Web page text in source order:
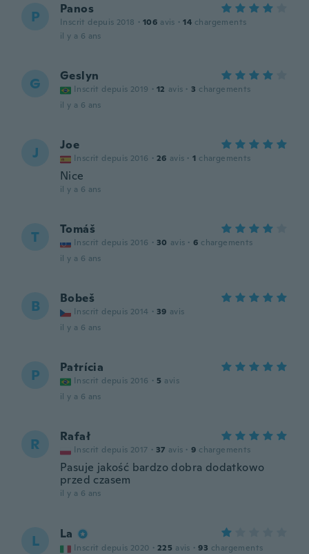
P Panos
Inscrit depuis 2018 · 106 avis · 14 chargements
il y a 6 ans
G Geslyn
Inscrit depuis 2019 · 12 avis · 3 chargements
il y a 6 ans
J Joe
Inscrit depuis 2016 · 26 avis · 1 chargements
Nice
il y a 6 ans
T Tomáš
Inscrit depuis 2016 · 30 avis · 6 chargements
il y a 6 ans
B Bobeš
Inscrit depuis 2014 · 39 avis
il y a 6 ans
P Patrícia
Inscrit depuis 2016 · 5 avis
il y a 6 ans
R Rafał
Inscrit depuis 2017 · 37 avis · 9 chargements
Pasuje jakość bardzo dobra dodatkowo
przed czasem
il y a 6 ans
L La
Inscrit depuis 2020 · 225 avis · 93 chargements